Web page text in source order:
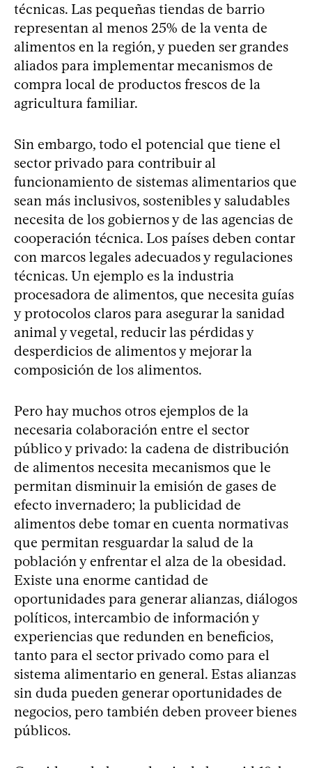
técnicas. Las pequeñas tiendas de barrio
representan al menos 25% de la venta de
alimentos en la región, y pueden ser grandes
aliados para implementar mecanismos de
compra local de productos frescos de la
agricultura familiar.
Sin embargo, todo el potencial que tiene el
sector privado para contribuir al
funcionamiento de sistemas alimentarios que
sean más inclusivos, sostenibles y saludables
necesita de los gobiernos y de las agencias de
cooperación técnica. Los países deben contar
con marcos legales adecuados y regulaciones
técnicas. Un ejemplo es la industria
procesadora de alimentos, que necesita guías
y protocolos claros para asegurar la sanidad
animal y vegetal, reducir las pérdidas y
desperdicios de alimentos y mejorar la
composición de los alimentos.
Pero hay muchos otros ejemplos de la
necesaria colaboración entre el sector
público y privado: la cadena de distribución
de alimentos necesita mecanismos que le
permitan disminuir la emisión de gases de
efecto invernadero; la publicidad de
alimentos debe tomar en cuenta normativas
que permitan resguardar la salud de la
población y enfrentar el alza de la obesidad.
Existe una enorme cantidad de
oportunidades para generar alianzas, diálogos
políticos, intercambio de información y
experiencias que redunden en beneficios,
tanto para el sector privado como para el
sistema alimentario en general. Estas alianzas
sin duda pueden generar oportunidades de
negocios, pero también deben proveer bienes
públicos.